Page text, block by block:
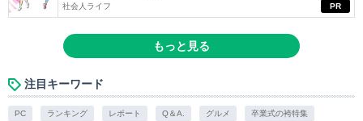
PR
社会人ライフ
もっと見る
注目キーワード
PC ランキング レポート Q＆A. グルメ 卒業式の袴特集